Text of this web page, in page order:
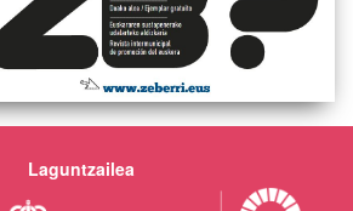
Laguntzailea